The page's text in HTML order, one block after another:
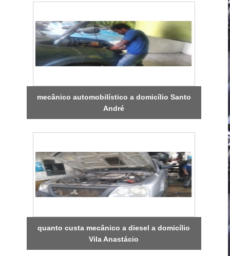
mecânico automobilístico a domicílio Santo
André
quanto custa mecânico a diesel a domicílio
Vila Anastácio